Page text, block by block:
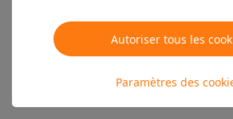
Autoriser tous les
Paramètres des